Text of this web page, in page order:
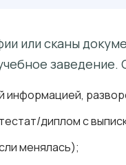
или сканы
заведение.
информацией,
диплом с
менялась);